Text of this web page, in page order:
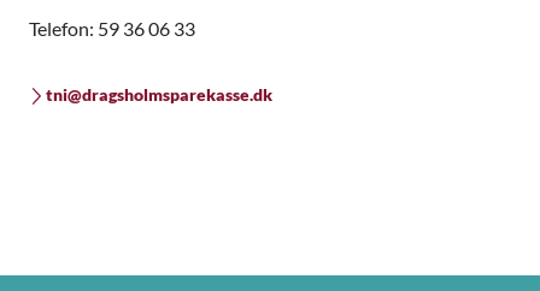
Telefon: 59 36 06 33
tni@dragsholmsparekasse.dk